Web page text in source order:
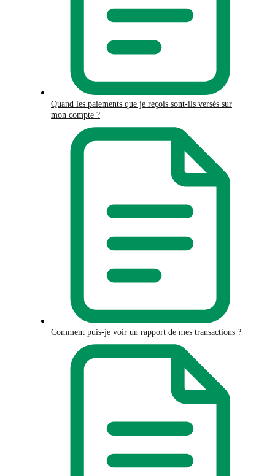
Quand les paiements que je reçois sont-ils versés sur
mon compte ?
Comment puis-je voir un rapport de mes transactions ?